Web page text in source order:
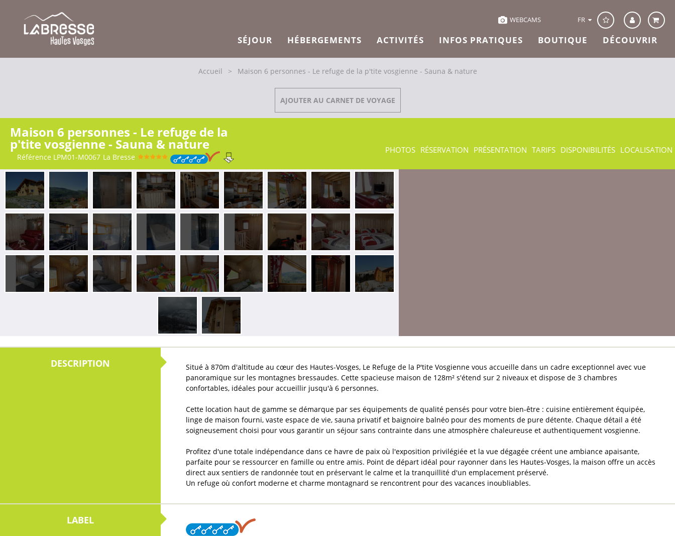
WEBCAMS FR
SÉJOUR HÉBERGEMENTS ACTIVITÉS INFOS PRATIQUES BOUTIQUE DÉCOUVRIR
Accueil > Maison 6 personnes - Le refuge de la p'tite vosgienne - Sauna & nature
Maison 6 personnes - Le refuge de la
p'tite vosgienne - Sauna & nature
Référence LPM01-M0067 La Bresse
AJOUTER AU CARNET DE VOYAGE
PHOTOS RÉSERVATION PRÉSENTATION TARIFS DISPONIBILITÉS LOCALISATION
Situé à 870m d'altitude au cœur des Hautes-Vosges, Le Refuge de la P'tite Vosgienne vous accueille dans un cadre exceptionnel avec vue
panoramique sur les montagnes bressaudes. Cette spacieuse maison de 128m² s'étend sur 2 niveaux et dispose de 3 chambres
confortables, idéales pour accueillir jusqu'à 6 personnes.
Cette location haut de gamme se démarque par ses équipements de qualité pensés pour votre bien-être : cuisine entièrement équipée,
linge de maison fourni, vaste espace de vie, sauna privatif et baignoire balnéo pour des moments de pure détente. Chaque détail a été
soigneusement choisi pour vous garantir un séjour sans contrainte dans une atmosphère chaleureuse et authentiquement vosgienne.
Profitez d'une totale indépendance dans ce havre de paix où l'exposition privilégiée et la vue dégagée créent une ambiance apaisante,
parfaite pour se ressourcer en famille ou entre amis. Point de départ idéal pour rayonner dans les Hautes-Vosges, la maison offre un accès
direct aux sentiers de randonnée tout en préservant le calme et la tranquillité d'un emplacement préservé.
Un refuge où confort moderne et charme montagnard se rencontrent pour des vacances inoubliables.